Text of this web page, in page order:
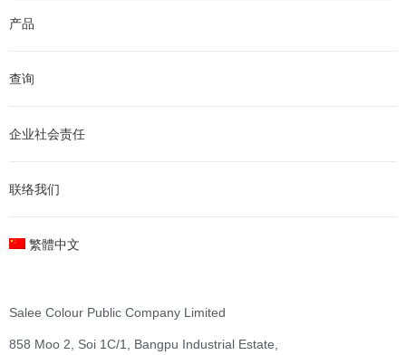
产品
查询
企业社会责任
联络我们
繁體中文
Salee Colour Public Company Limited
858 Moo 2, Soi 1C/1, Bangpu Industrial Estate,